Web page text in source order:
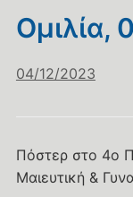
Ομιλία,
04/12/2023
Πόστερ στo 4o
Μαιευτική &